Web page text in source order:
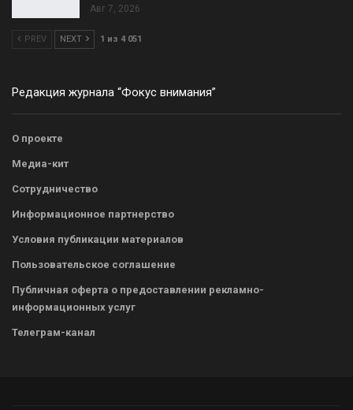
Авг 7, 2026
PREV NEXT 1 из 4 051
Редакция журнала “Фокус внимания”
О проекте
Медиа-кит
Сотрудничество
Информационное партнерство
Условия публикации материалов
Пользовательское соглашение
Публичная оферта о предоставлении рекламно-
информационных услуг
Телеграм-канал